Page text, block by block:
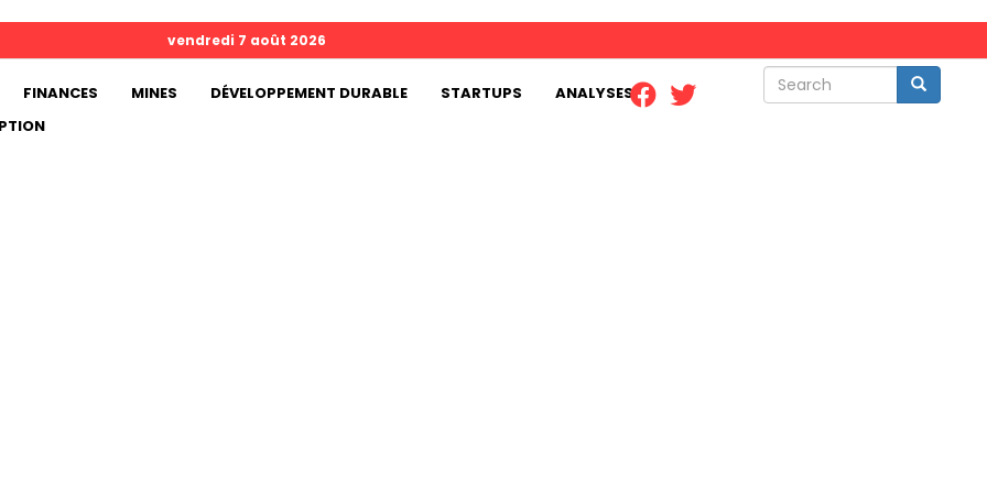
Search Search
vendredi 7 août 2026
FINANCES MINES DÉVELOPPEMENT DURABLE STARTUPS
ANALYSES